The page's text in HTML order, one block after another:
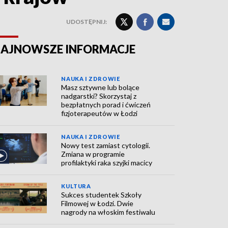
UDOSTĘPNIJ:
INFORMACJE
NAUKA I ZDROWIE
Masz sztywne lub bolące
nadgarstki? Skorzystaj z
bezpłatnych porad i ćwiczeń
fizjoterapeutów w Łodzi
NAUKA I ZDROWIE
Nowy test zamiast cytologii.
Zmiana w programie
profilaktyki raka szyjki macicy
KULTURA
Sukces studentek Szkoły
Filmowej w Łodzi. Dwie
nagrody na włoskim festiwalu